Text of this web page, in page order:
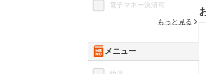
電子マネー決済可
もっと見る
メニュー